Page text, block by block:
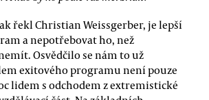
řekl Christian Weissgerber, je lepší
a nepotřebovat ho, než
Osvědčilo se nám to už
exitového programu není pouze
lidem s odchodem z extremistické